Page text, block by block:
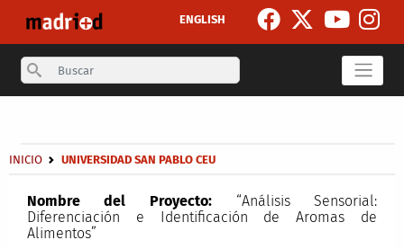
ENGLISH
Search
Sobrescribir enlaces de ayuda a la navegación
INICIO UNIVERSIDAD SAN PABLO CEU
Nombre del Proyecto: “Análisis Sensorial:
Diferenciación e Identificación de Aromas de
Alimentos”